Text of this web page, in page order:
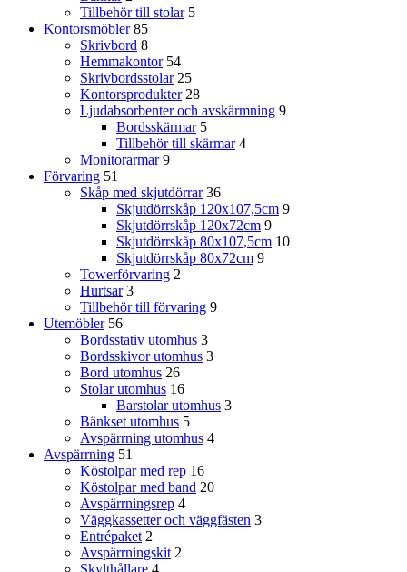
Tillbehör till stolar 5
Kontorsmöbler 85
Skrivbord 8
Hemmakontor 54
Skrivbordsstolar 25
Kontorsprodukter 28
Ljudabsorbenter och avskärmning 9
Bordsskärmar 5
Tillbehör till skärmar 4
Monitorarmar 9
Förvaring 51
Skåp med skjutdörrar 36
Skjutdörrskåp 120x107,5cm 9
Skjutdörrskåp 120x72cm 9
Skjutdörrskåp 80x107,5cm 10
Skjutdörrskåp 80x72cm 9
Towerförvaring 2
Hurtsar 3
Tillbehör till förvaring 9
Utemöbler 56
Bordsstativ utomhus 3
Bordsskivor utomhus 3
Bord utomhus 26
Stolar utomhus 16
Barstolar utomhus 3
Bänkset utomhus 5
Avspärrning utomhus 4
Avspärrning 51
Köstolpar med rep 16
Köstolpar med band 20
Avspärrningsrep 4
Väggkassetter och väggfästen 3
Entrépaket 2
Avspärrningskit 2